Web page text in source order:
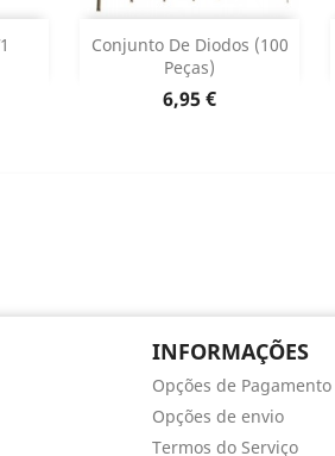
Conjunto De Diodos (100
Peças)
Preço
6,95 €
Adicionar 
Dados do produto
INFORMAÇÕES
Opções de Pagamento
Opções de envio
Termos do Serviço